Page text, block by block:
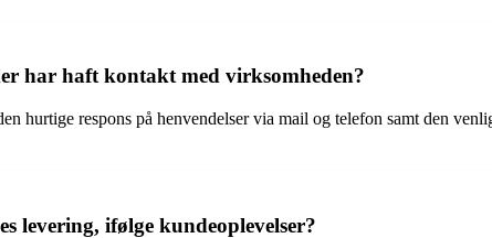
har haft kontakt med virksomheden?
respons på henvendelser via mail og telefon samt den
levering, ifølge kundeoplevelser?